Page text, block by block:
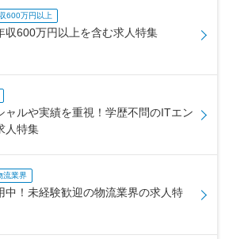
600万円以上
収600万円以上を含む求人特集
ャルや実績を重視！学歴不問のITエン
人特集
流業界
中！未経験歓迎の物流業界の求人特